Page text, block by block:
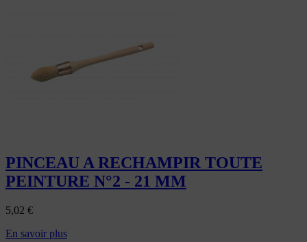
PINCEAU A RECHAMPIR TOUTE
PEINTURE N°2 - 21 MM
5,02 €
En savoir plus